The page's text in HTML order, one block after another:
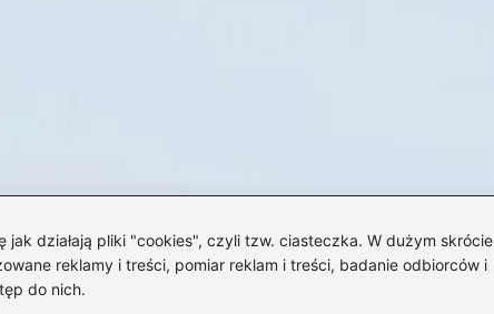
działają pliki "cookies", czyli tzw. ciasteczka. W dużym skrócie
reklamy i treści, pomiar reklam i treści, badanie odbiorców i
do nich.